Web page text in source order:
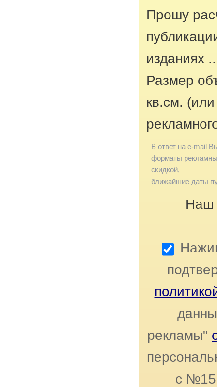
Прошу
изданиях
Размер
кв.см.
В ответ на e-mail
форматы
скидкой,
ближайшие даты
Наш
рекламы"
с